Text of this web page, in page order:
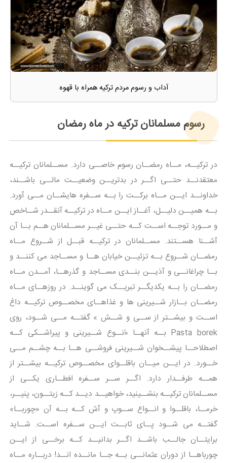
آداب و رسوم مردم ترکیه همراه با قهوه
رسوم مسلمانان ترکیه در ماه رمضان
در ترکیــه، مــاه رمضــان رسوم خاصــی دارد. مســلمانان ترکیــه
معتقدنــد حتــی اگــر در بدتریــن وضعیــت مالــی باشــند،
خداونــد ایــن مــاه برکــت را بــه ســفره هایشــان مــی آورد.
بــه همیــن دلیــل، آغــاز ایــن مــاه در ترکیــه آنقــدر شــاخص
و مــورد توجــه اســت کــه حتــی غیــر مســلمانان هــم بــا آن
آشــنا هســتند. مســلمانان در ترکیــه قبــل از شــروع مــاه
رمضــان شــروع بــه تزئیــن خیابان هــا و مســاجد می کننــد و
بــا چراغانــی و آذیــن بنــدی مســاجد و گذرهــا، آمــدن مــاه
رمضــان را بــه یکدیگــر تبریــک می گوینــد. در روزهــای مــاه
رمضــان بــازار شــیرینی ها و غذاهــای مخصــوص ترکیــه داغ
اســت و بیشــتر از ســی و شــش » گفتــه مــی شــود، روی
Pasta borek بــه آنهــا «ًنــوع شــیرینی و پیراشــکی کــه
اصطلاحــا پیشــخوان شــیرینی فروشــی هــا بــه چشــم مــی
خــورد. در ایــن میــان باقلــوای مخصــوص ترکیــه بیشــتر از
همــه طرفــدار دارد. اگــر ســر ســفره افطــاری یکــی از
مســلمانان ترکیــه بنشــینید، خواهیــد دیــد کــه زیتــون، پنیــر،
خرمــا، باقلــوا و انــواع ســوپ و آش کــه بــه آن «چوربــا»
گفتــه می شــود پــای ثابــت ایــن ســفره اســت. شــاید
برایتــان جالــب باشــد اگــر بدانیــد کــه برخــی از ایــن
چورباهــا از دوران عثمانــی بــه جــا مانــده انــد! دربــاره مــاه